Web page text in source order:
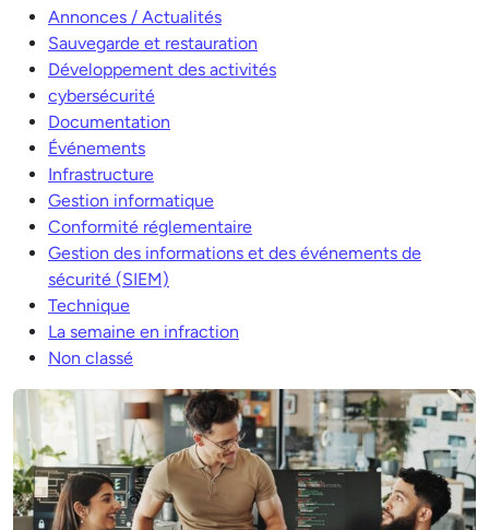
Annonces / Actualités
Sauvegarde et restauration
Développement des activités
cybersécurité
Documentation
Événements
Infrastructure
Gestion informatique
Conformité réglementaire
Gestion des informations et des événements de
sécurité (SIEM)
Technique
La semaine en infraction
Non classé